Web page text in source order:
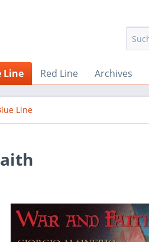
Line Red Line Archives
Line